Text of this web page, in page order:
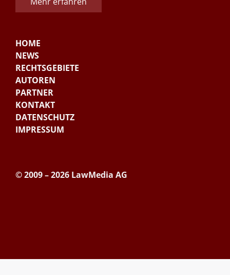
HOME
NEWS
RECHTSGEBIETE
AUTOREN
PARTNER
KONTAKT
DATENSCHUTZ
IMPRESSUM
© 2009 – 2026 LawMedia AG